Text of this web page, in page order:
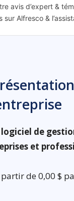
avis d’expert &
sur Alfresco &
de
et
de 0,00 $